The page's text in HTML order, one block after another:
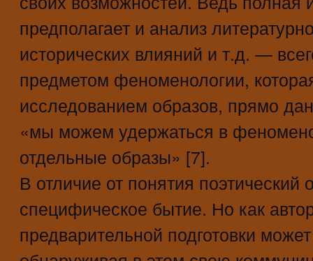
предполагает и анализ
исторических влияний и т.д. —
предметом феноменологии,
исследованием образов, прямо
«мы можем удержаться в
отдельные образы» [7].
В отличие от понятия поэтический
специфическое бытие. Но как
предварительной подготовки